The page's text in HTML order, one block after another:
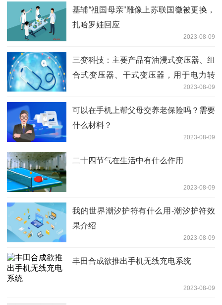
基辅“祖国母亲”雕像上苏联国徽被更换，
扎哈罗娃回应
2023-08-09
三变科技：主要产品有油浸式变压器、组
合式变压器、干式变压器，用于电力转
2023-08-09
可以在手机上帮父母交养老保险吗？需要
什么材料？
2023-08-09
二十四节气在生活中有什么作用
2023-08-09
我的世界潮汐护符有什么用-潮汐护符效
果介绍
2023-08-09
丰田合成欲推出手机无线充电系统
2023-08-09